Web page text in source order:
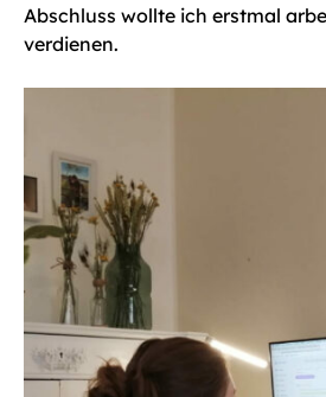
Abschluss wollte ich erstmal
verdienen.